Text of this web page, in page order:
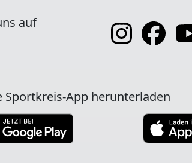
auf
Sportkreis-App herunterladen